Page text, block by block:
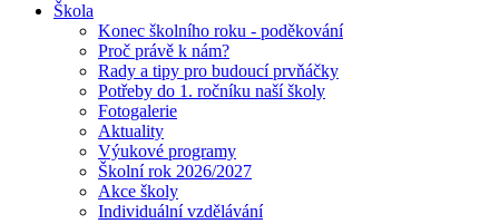
Škola
Konec školního roku - poděkování
Proč právě k nám?
Rady a tipy pro budoucí prvňáčky
Potřeby do 1. ročníku naší školy
Fotogalerie
Aktuality
Výukové programy
Školní rok 2026/2027
Akce školy
Individuální vzdělávání